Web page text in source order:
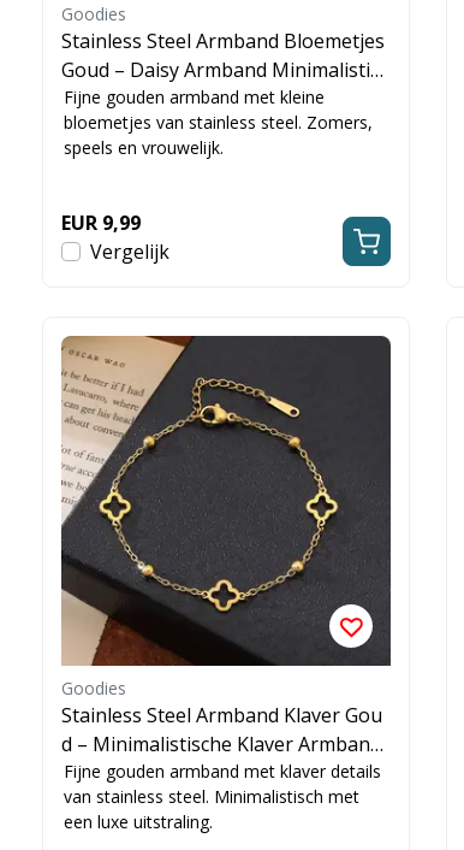
Goodies
Stainless Steel Armband Bloemetjes
Goud – Daisy Armband Minimalistisc
h
Fijne gouden armband met kleine
bloemetjes van stainless steel. Zomers,
speels en vrouwelijk.
EUR 9,99
Vergelijk
Goodies
Stainless Steel Armband Klaver Gou
d – Minimalistische Klaver Armband
Dames
Fijne gouden armband met klaver details
van stainless steel. Minimalistisch met
een luxe uitstraling.